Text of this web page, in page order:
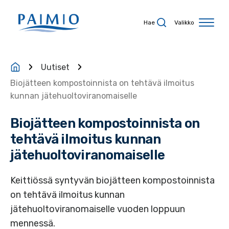
Hae Valikko
Uutiset
Biojätteen kompostoinnista on tehtävä ilmoitus
kunnan jätehuoltoviranomaiselle
Biojätteen kompostoinnista on
tehtävä ilmoitus kunnan
jätehuoltoviranomaiselle
Keittiössä syntyvän biojätteen kompostoinnista
on tehtävä ilmoitus kunnan
jätehuoltoviranomaiselle vuoden loppuun
mennessä.